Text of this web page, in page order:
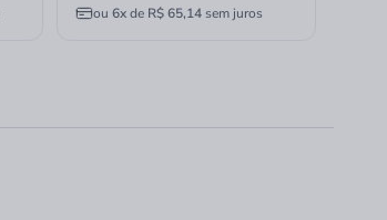
ou6xde R$ 65,14sem juros